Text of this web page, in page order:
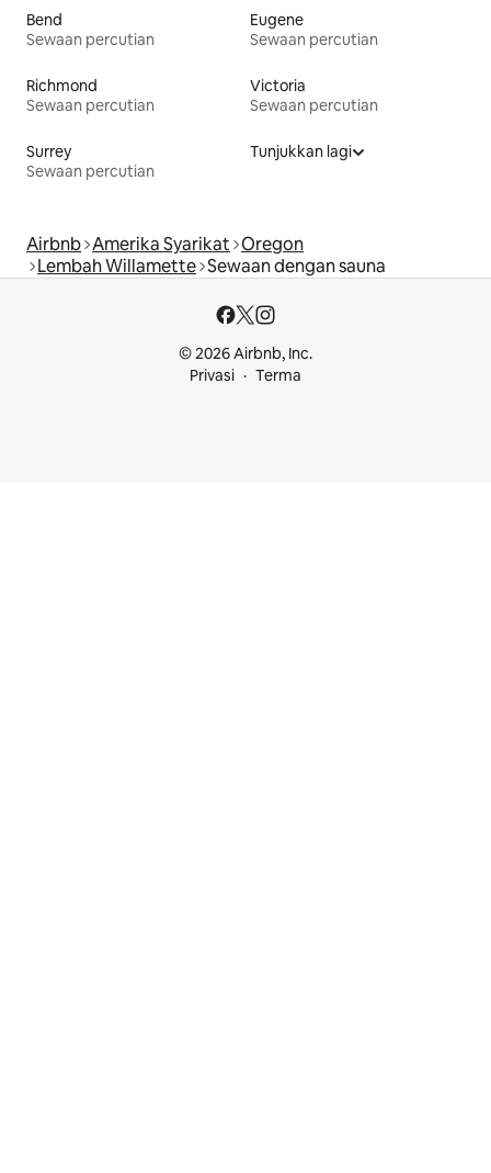
Bend
Sewaan percutian
Eugene
Sewaan percutian
Richmond
Sewaan percutian
Victoria
Sewaan percutian
Surrey
Sewaan percutian
Tunjukkan lagi
Airbnb Amerika Syarikat Oregon
Lembah Willamette Sewaan dengan sauna
© 2026 Airbnb, Inc.
Privasi
Terma